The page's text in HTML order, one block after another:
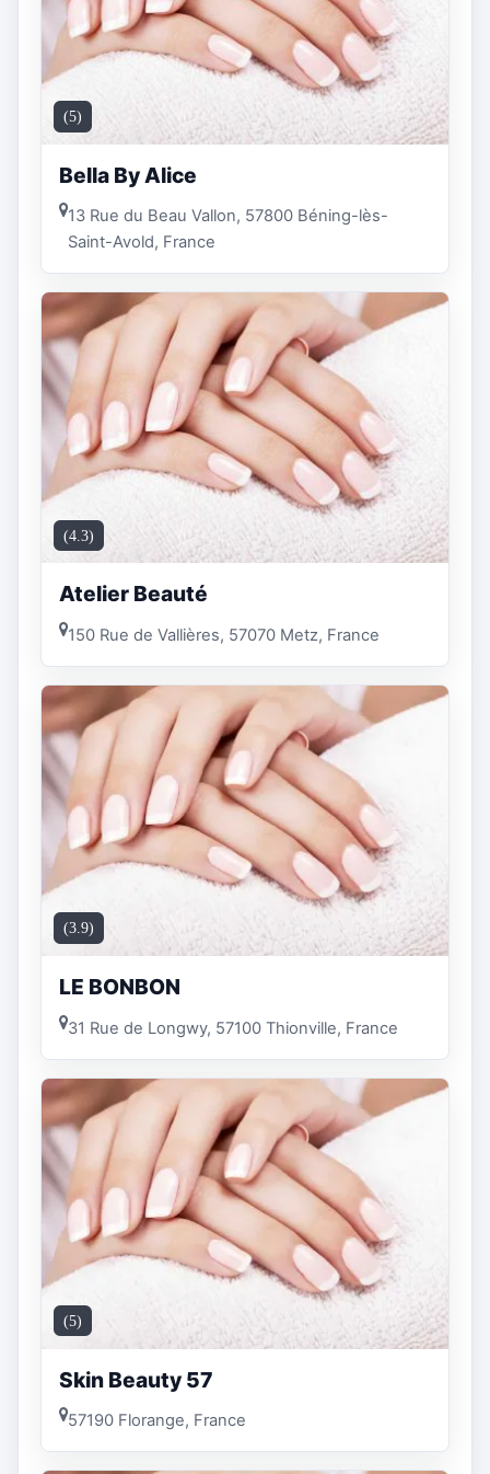
(5)
Bella By Alice
13 Rue du Beau Vallon, 57800 Béning-lès-
Saint-Avold, France
(4.3)
Atelier Beauté
150 Rue de Vallières, 57070 Metz, France
(3.9)
LE BONBON
31 Rue de Longwy, 57100 Thionville, France
(5)
Skin Beauty 57
57190 Florange, France